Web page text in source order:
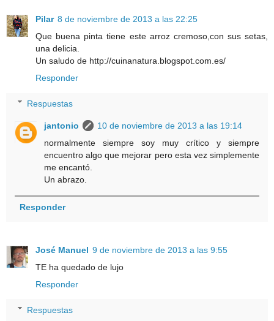
Pilar 8 de noviembre de 2013 a las 22:25
Que buena pinta tiene este arroz cremoso,con sus setas,
una delicia.
Un saludo de http://cuinanatura.blogspot.com.es/
Responder
Respuestas
jantonio
10 de noviembre de 2013 a las 19:14
normalmente siempre soy muy crítico y siempre
encuentro algo que mejorar pero esta vez simplemente
me encantó.
Un abrazo.
Responder
José Manuel 9 de noviembre de 2013 a las 9:55
TE ha quedado de lujo
Responder
Respuestas